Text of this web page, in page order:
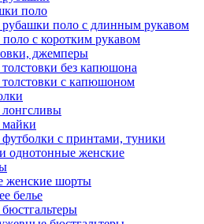
поло
поло с длинным рукавом
с коротким рукавом
джемперы
без капюшона
с капюшоном
с принтами, туники
однотонные женские
женские шорты
белье